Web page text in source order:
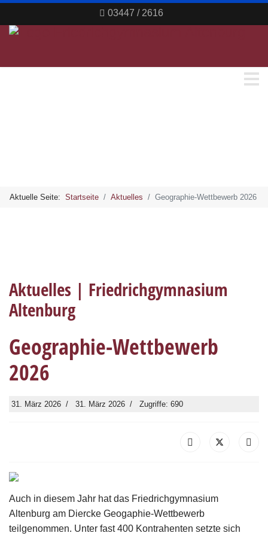
03447 / 2616
Aktuelle Seite: Startseite Aktuelles Geographie-Wettbewerb 2026
Aktuelles | Friedrichgymnasium
Altenburg
Geographie-Wettbewerb
2026
31. März 2026 31. März 2026 Zugriffe: 690
Auch in diesem Jahr hat das Friedrichgymnasium
Altenburg am Diercke Geogaphie-Wettbewerb
teilgenommen. Unter fast 400 Kontrahenten setzte sich